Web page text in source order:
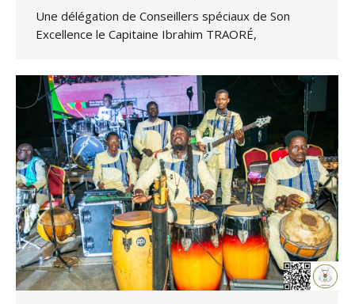
Une délégation de Conseillers spéciaux de Son
Excellence le Capitaine Ibrahim TRAORÉ,